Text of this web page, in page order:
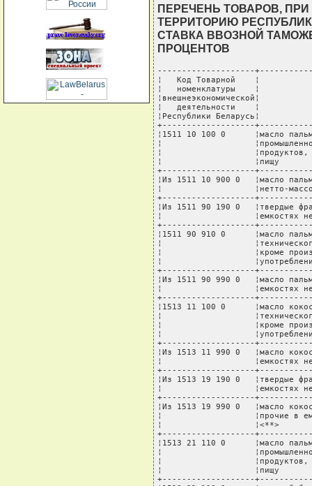
ПЕРЕЧЕНЬ ТОВАРОВ,
ТЕРРИТОРИЮ
СТАВКА ВВОЗНОЙ
ПРОЦЕНТОВ
--------------------
¦   Код Товарной    ¦
¦   номенклатуры    ¦
¦   деятельности    ¦
¦Республики
+-------------------
¦1511 10 100 0      ¦масло
¦                   ¦промышленного
¦                   ¦продуктов,
¦                   ¦пищу
+-------------------
¦Из 1511 10 900 0   ¦масло
¦                   ¦нетто-
+-------------------
¦Из 1511 90 190 0   ¦твердые
¦                   ¦емкостях
+-------------------
¦1511 90 910 0      ¦масло
¦                   ¦технического
¦                   ¦кроме
¦
+-------------------
¦Из 1511 90 990 0   ¦масло
¦                   ¦емкостях
+-------------------
¦1513 11 100 0      ¦масло
¦                   ¦технического
¦                   ¦кроме
¦
+-------------------
¦Из 1513 11 990 0   ¦масло
¦                   ¦емкостях
+-------------------
¦Из 1513 19 190 0   ¦твердые
¦                   ¦емкостях
+-------------------
¦Из 1513 19 990 0   ¦масло
¦                   ¦прочие в
¦                   ¦<**>
+-------------------
¦1513 21 110 0      ¦масло
¦                   ¦промышленного
¦                   ¦продуктов,
¦                   ¦пищу
+-------------------